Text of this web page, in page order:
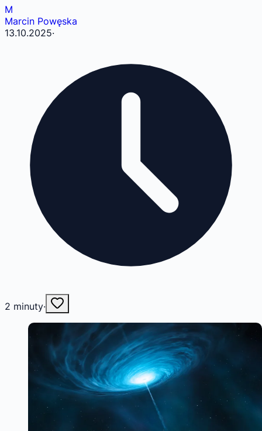
M
Marcin Powęska
13.10.2025·
2 minuty·